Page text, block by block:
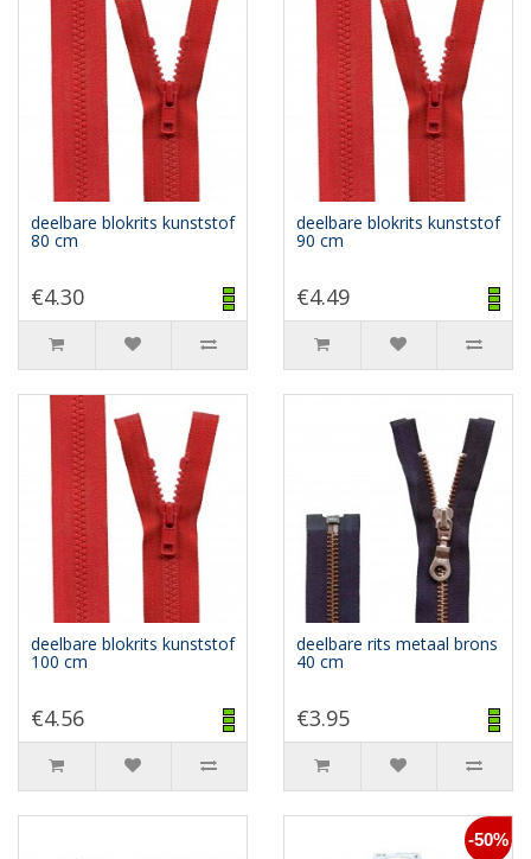
deelbare blokrits kunststof
80 cm
€4.30
deelbare blokrits kunststof
90 cm
€4.49
deelbare blokrits kunststof
100 cm
€4.56
deelbare rits metaal brons
40 cm
€3.95
-50%